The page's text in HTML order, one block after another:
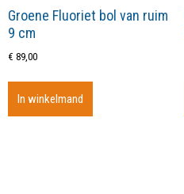
Groene Fluoriet bol van ruim
9 cm
€ 89,00
In winkelmand